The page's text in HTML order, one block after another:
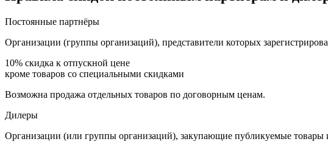
Постоянные партнёры
Организации (группы организаций), представители которых
10% скидка к отпускной цене
кроме товаров со специальными скидками
Возможна продажа отдельных товаров по договорным ценам.
Дилеры
Организации (или группы организаций), закупающие публикуемые